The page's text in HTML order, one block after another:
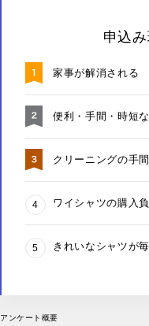
申込
家事が解消される
便利・手間・時短
クリーニングの手
ワイシャツの購入
きれいなシャツが
アンケート概要